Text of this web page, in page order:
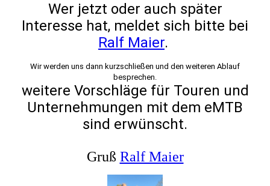
Wer jetzt oder auch später
Interesse hat, meldet sich bitte bei
Ralf Maier.
Wir werden uns dann kurzschließen und den weiteren Ablauf
besprechen.
weitere Vorschläge für Touren und
Unternehmungen mit dem eMTB
sind erwünscht.
Gruß Ralf Maier